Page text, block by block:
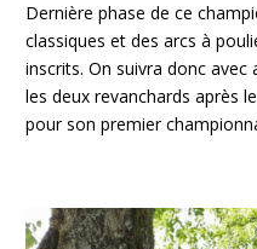
Dernière phase de ce
classiques et des arcs à
inscrits. On suivra donc
les deux revanchards après
pour son premier